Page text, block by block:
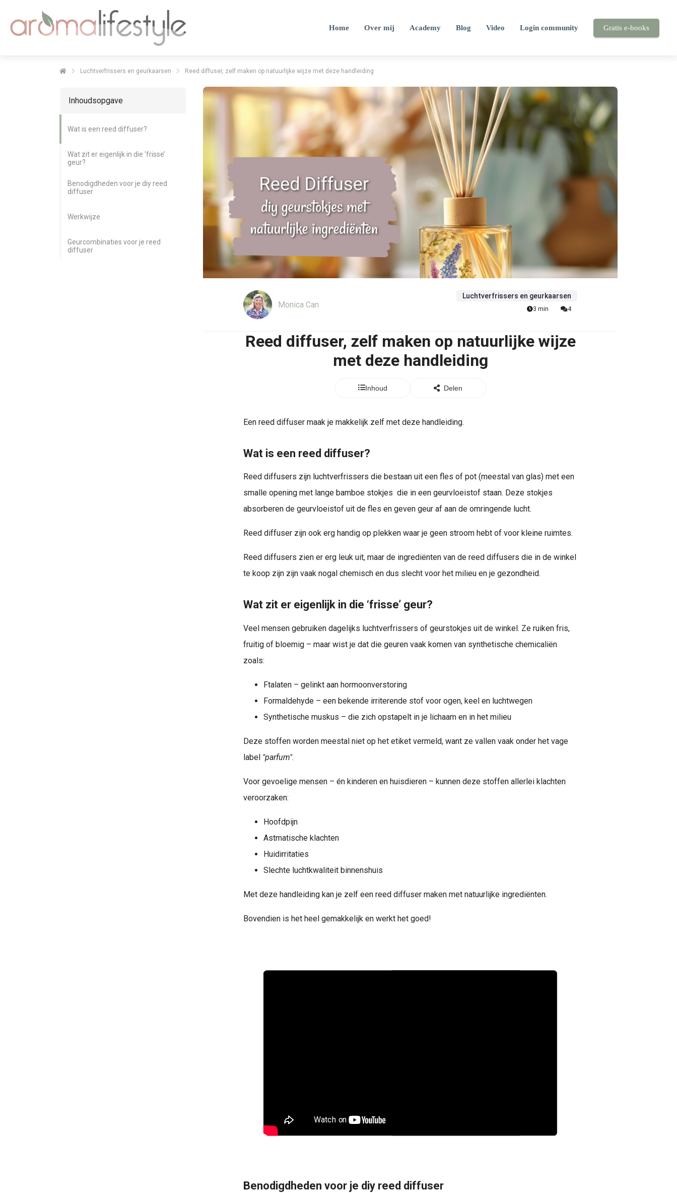
Home Over mij Academy Blog Video Login community Gratis e-books
Luchtverfrissers en geurkaarsen Reed diffuser, zelf maken op natuurlijke wijze met deze handleiding
Inhoudsopgave
Wat is een reed diffuser?
Wat zit er eigenlijk in die ‘frisse’
geur?
Benodigdheden voor je diy reed
diffuser
Werkwijze
Geurcombinaties voor je reed
diffuser
Monica Can
Luchtverfrissers en geurkaarsen
3 min 4
Reed diffuser, zelf maken op natuurlijke wijze
met deze handleiding
Inhoud Delen
Een reed diffuser maak je makkelijk zelf met deze handleiding.
Wat is een reed diffuser?
Reed diffusers zijn luchtverfrissers die bestaan uit een fles of pot (meestal van glas) met een
smalle opening met lange bamboe stokjes die in een geurvloeistof staan. Deze stokjes
absorberen de geurvloeistof uit de fles en geven geur af aan de omringende lucht.
Reed diffuser zijn ook erg handig op plekken waar je geen stroom hebt of voor kleine ruimtes.
Reed diffusers zien er erg leuk uit, maar de ingrediënten van de reed diffusers die in de winkel
te koop zijn zijn vaak nogal chemisch en dus slecht voor het milieu en je gezondheid.
Wat zit er eigenlijk in die ‘frisse’ geur?
Veel mensen gebruiken dagelijks luchtverfrissers of geurstokjes uit de winkel. Ze ruiken fris,
fruitig of bloemig – maar wist je dat die geuren vaak komen van synthetische chemicaliën
zoals:
Ftalaten – gelinkt aan hormoonverstoring
Formaldehyde – een bekende irriterende stof voor ogen, keel en luchtwegen
Synthetische muskus – die zich opstapelt in je lichaam en in het milieu
Deze stoffen worden meestal niet op het etiket vermeld, want ze vallen vaak onder het vage
label "parfum".
Voor gevoelige mensen – én kinderen en huisdieren – kunnen deze stoffen allerlei klachten
veroorzaken:
Hoofdpijn
Astmatische klachten
Huidirritaties
Slechte luchtkwaliteit binnenshuis
Met deze handleiding kan je zelf een reed diffuser maken met natuurlijke ingrediënten.
Bovendien is het heel gemakkelijk en werkt het goed!
Benodigdheden voor je diy reed diffuser